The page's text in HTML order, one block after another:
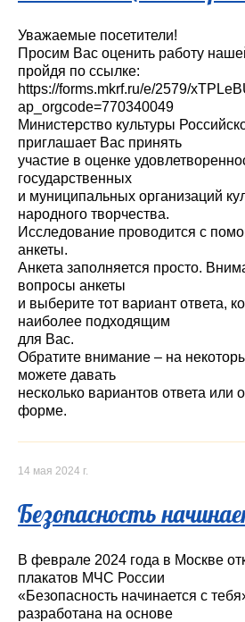
Уважаемые посетители!
Просим Вас оценить работу
пройдя по ссылке:
https://forms.mkrf.ru/e/2579/
ap_orgcode=770340049
Министерство культуры
приглашает Вас принять
участие в оценке
государственных
и муниципальных организаций
народного творчества.
Исследование проводится с
анкеты.
Анкета заполняется просто.
вопросы анкеты
и выберите тот вариант ответа,
наиболее подходящим
для Вас.
Обратите внимание – на
можете давать
несколько вариантов ответа или
форме.
14 мая 2024 г.
Безопасность
В феврале 2024 года в Москве
плакатов МЧС России
«Безопасность начинается с
разработана на основе